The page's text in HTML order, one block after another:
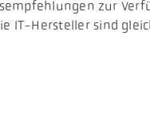
zur
IT-Hersteller sind